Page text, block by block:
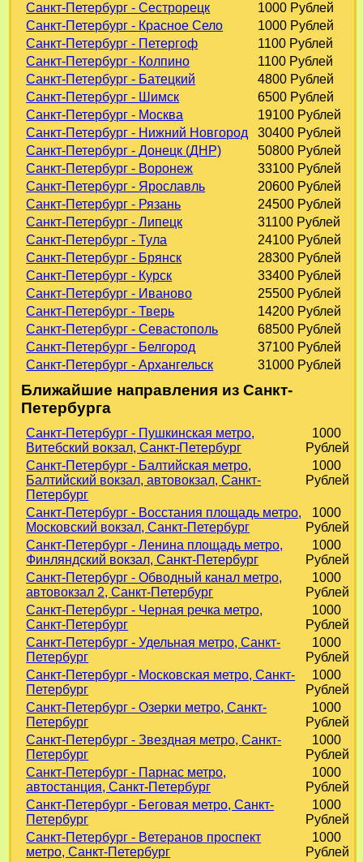
Санкт-Петербург - Сестрорецк
1000 Рублей
Санкт-Петербург - Красное Село
1000 Рублей
Санкт-Петербург - Петергоф
1100 Рублей
Санкт-Петербург - Колпино
1100 Рублей
Санкт-Петербург - Батецкий
4800 Рублей
Санкт-Петербург - Шимск
6500 Рублей
Санкт-Петербург - Москва
19100 Рублей
Санкт-Петербург - Нижний Новгород
30400 Рублей
Санкт-Петербург - Донецк (ДНР)
50800 Рублей
Санкт-Петербург - Воронеж
33100 Рублей
Санкт-Петербург - Ярославль
20600 Рублей
Санкт-Петербург - Рязань
24500 Рублей
Санкт-Петербург - Липецк
31100 Рублей
Санкт-Петербург - Тула
24100 Рублей
Санкт-Петербург - Брянск
28300 Рублей
Санкт-Петербург - Курск
33400 Рублей
Санкт-Петербург - Иваново
25500 Рублей
Санкт-Петербург - Тверь
14200 Рублей
Санкт-Петербург - Севастополь
68500 Рублей
Санкт-Петербург - Белгород
37100 Рублей
Санкт-Петербург - Архангельск
31000 Рублей
Ближайшие направления из Санкт-
Петербурга
Санкт-Петербург - Пушкинская метро,
Витебский вокзал, Санкт-Петербург
1000
Рублей
Санкт-Петербург - Балтийская метро,
Балтийский вокзал, автовокзал, Санкт-
Петербург
1000
Рублей
Санкт-Петербург - Восстания площадь метро,
Московский вокзал, Санкт-Петербург
1000
Рублей
Санкт-Петербург - Ленина площадь метро,
Финляндский вокзал, Санкт-Петербург
1000
Рублей
Санкт-Петербург - Обводный канал метро,
автовокзал 2, Санкт-Петербург
1000
Рублей
Санкт-Петербург - Черная речка метро,
Санкт-Петербург
1000
Рублей
Санкт-Петербург - Удельная метро, Санкт-
Петербург
1000
Рублей
Санкт-Петербург - Московская метро, Санкт-
Петербург
1000
Рублей
Санкт-Петербург - Озерки метро, Санкт-
Петербург
1000
Рублей
Санкт-Петербург - Звездная метро, Санкт-
Петербург
1000
Рублей
Санкт-Петербург - Парнас метро,
автостанция, Санкт-Петербург
1000
Рублей
Санкт-Петербург - Беговая метро, Санкт-
Петербург
1000
Рублей
Санкт-Петербург - Ветеранов проспект
метро, Санкт-Петербург
1000
Рублей